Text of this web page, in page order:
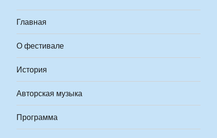
Главная
О фестивале
История
Авторская музыка
Программа